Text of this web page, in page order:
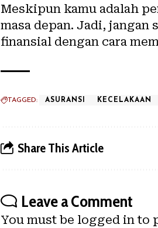
Meskipun kamu adalah
masa depan. Jadi,
finansial dengan cara
TAGGED: ASURANSI KECELAKAAN
Share This Article
Leave a Comment
You must be logged in to